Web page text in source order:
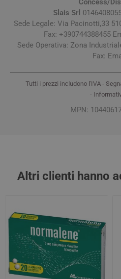
Concess/
Slais Srl
Sede Legale: Via Pacinotti,33
Fax: +390744388455
Sede Operativa: Zona
Fax:
Tutti i prezzi includono l'IVA -
-
MPN:
Altri clienti hanno